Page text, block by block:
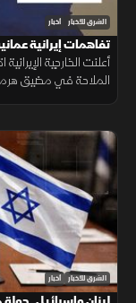
الشرق للأخبار أخبار
تفاهمات إيرانية
أعلنت الخارجية
الملاحة في مضيق
الشرق للأخبار أخبار